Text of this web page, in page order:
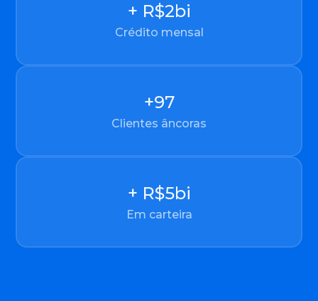
+ R$2bi
Crédito mensal
+100
Clientes âncoras
+ R$5bi
Em carteira